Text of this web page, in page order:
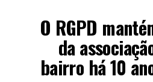
O RGPD
da
bairro há 10